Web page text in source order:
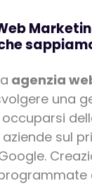
agenzia
una
sul